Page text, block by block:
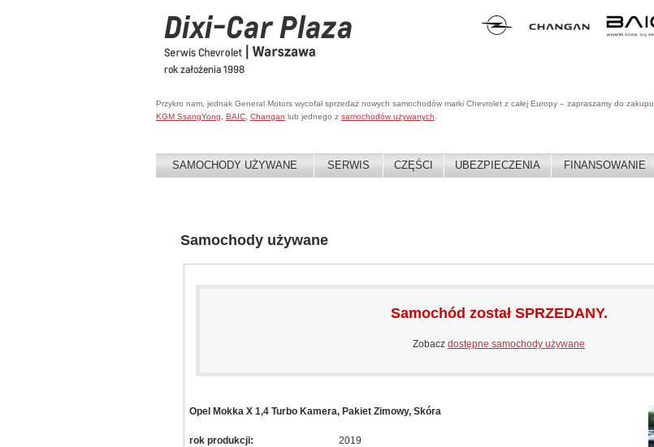
Przykro nam, jednak General Motors wycofał sprzedaż nowych samochodów marki Chevrolet z całej Europy – zapraszamy do zakupu
KGM SsangYong
BAIC Changan lub jednego z samochodów używanych
SAMOCHODY UŻYWANE SERWIS CZĘŚCI UBEZPIECZENIA FINANSOWANIE
Samochody używane
Samochód został SPRZEDANY.
Zobacz dostępne samochody używane
Opel Mokka X 1,4 Turbo Kamera, Pakiet Zimowy, Skóra
rok produkcji:
2019